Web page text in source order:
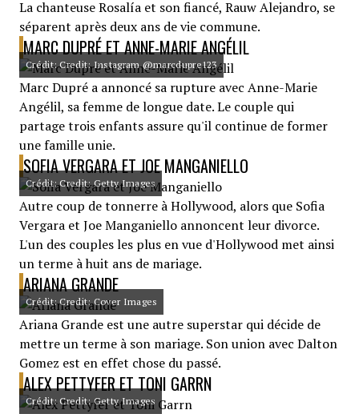
La chanteuse Rosalía et son fiancé, Rauw Alejandro, se
séparent après deux ans de vie commune.
MARC DUPRÉ ET ANNE-MARIE ANGÉLIL
Crédit: Credit: Instagram @marcdupre123
Marc Dupré a annoncé sa rupture avec Anne-Marie
Angélil, sa femme de longue date. Le couple qui
partage trois enfants assure qu'il continue de former
une famille unie.
SOFIA VERGARA ET JOE MANGANIELLO
Crédit: Credit: Getty Images
Autre coup de tonnerre à Hollywood, alors que Sofia
Vergara et Joe Manganiello annoncent leur divorce.
L'un des couples les plus en vue d'Hollywood met ainsi
un terme à huit ans de mariage.
ARIANA GRANDE
Crédit: Credit: Cover Images
Ariana Grande est une autre superstar qui décide de
mettre un terme à son mariage. Son union avec Dalton
Gomez est en effet chose du passé.
ALEX PETTYFER ET TONI GARRN
Crédit: Credit: Getty Images